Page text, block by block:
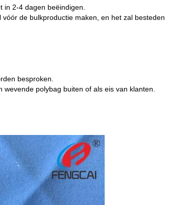
in 2-4 dagen beëindigen.
de bulkproductie maken, en het zal besteden
besproken.
polybag buiten of als eis van klanten.